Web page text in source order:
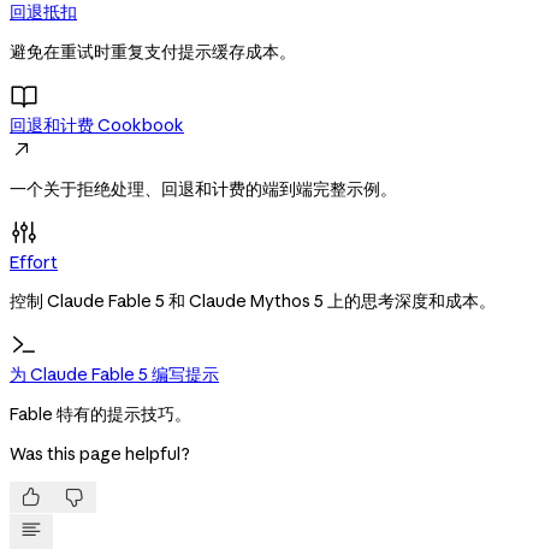
回退抵扣
避免在重试时重复支付提示缓存成本。
回退和计费 Cookbook

一个关于拒绝处理、回退和计费的端到端完整示例。
Effort
控制 Claude Fable 5 和 Claude Mythos 5 上的思考深度和成本。
为 Claude Fable 5 编写提示
Fable 特有的提示技巧。
Was this page helpful?
 